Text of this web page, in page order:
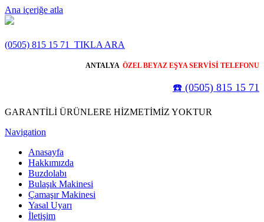
Ana içeriğe atla
(0505) 815 15 71 TIKLA ARA
ANTALYA ÖZEL BEYAZ EŞYA SERVİSİ TELEFONU
☎️ (0505) 815 15 71
GARANTİLİ ÜRÜNLERE HİZMETİMİZ YOKTUR
Navigation
Anasayfa
Hakkımızda
Buzdolabı
Bulaşık Makinesi
Çamaşır Makinesi
Yasal Uyarı
İletişim